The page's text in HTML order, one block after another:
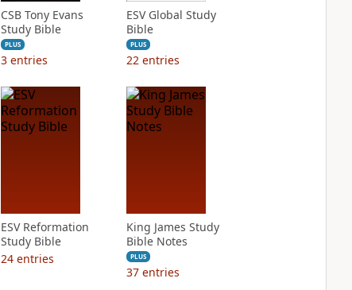
CSB Tony Evans
Study Bible
PLUS
3 entries
ESV Global Study
Bible
PLUS
22 entries
ESV Reformation
Study Bible
24 entries
King James Study
Bible Notes
PLUS
37 entries